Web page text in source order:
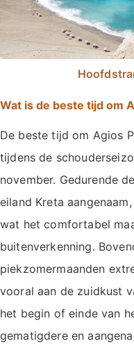
Wat is de beste tijd om
De beste tijd om Agios
tijdens de
november. Gedurende
eiland Kreta
wat het comfortabel
buitenverkenning.
piekzomermaanden
vooral aan de zuidkust
het begin of einde van
gematigdere en